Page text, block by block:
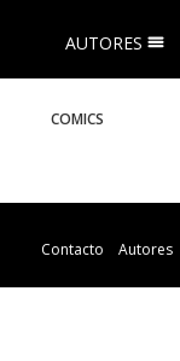
AUTORES
COMICS
DISEÑO
VINOS
Contacto Autores